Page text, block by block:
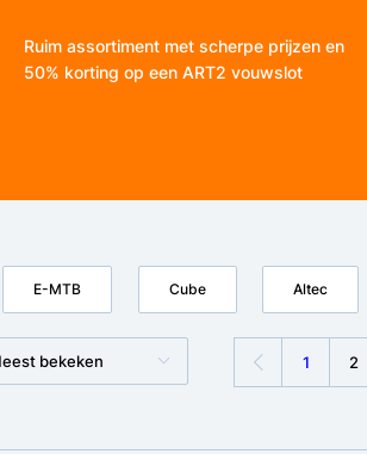
Ruim assortiment met scherpe prijzen en
50% korting op een ART2 vouwslot
E-MTB Cube Altec
bekeken 1 2